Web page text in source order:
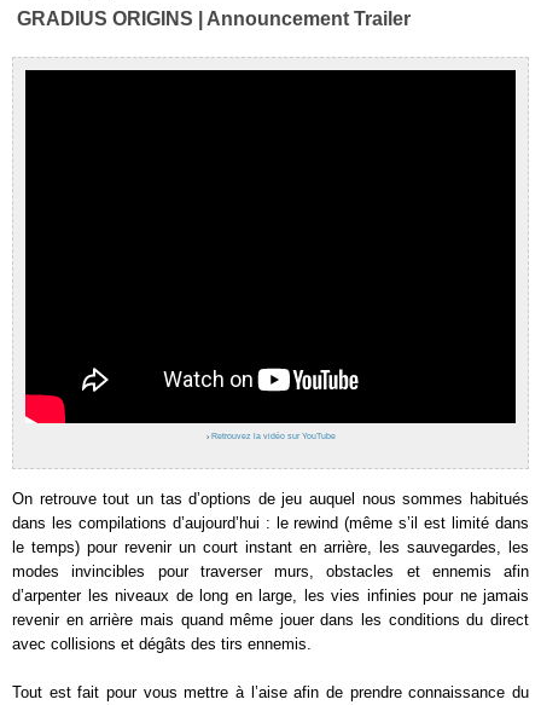
GRADIUS ORIGINS | Announcement Trailer
› Retrouvez la vidéo sur YouTube
On retrouve tout un tas d’options de jeu auquel nous sommes habitués
dans les compilations d’aujourd’hui : le rewind (même s’il est limité dans
le temps) pour revenir un court instant en arrière, les sauvegardes, les
modes invincibles pour traverser murs, obstacles et ennemis afin
d’arpenter les niveaux de long en large, les vies infinies pour ne jamais
revenir en arrière mais quand même jouer dans les conditions du direct
avec collisions et dégâts des tirs ennemis.
Tout est fait pour vous mettre à l’aise afin de prendre connaissance du